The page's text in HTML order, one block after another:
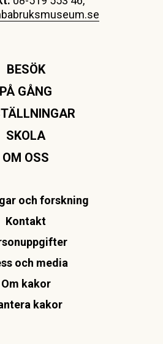
BESÖK
PÅ GÅNG
SKOLA
OM OSS
och forskning
Kontakt
och media
Om kakor
kakor